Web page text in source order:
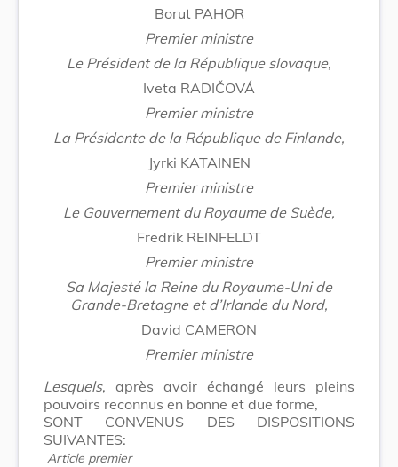
Borut PAHOR
Premier ministre
Le Président de la République slovaque,
Iveta RADIČOVÁ
Premier ministre
La Présidente de la République de Finlande,
Jyrki KATAINEN
Premier ministre
Le Gouvernement du Royaume de Suède,
Fredrik REINFELDT
Premier ministre
Sa Majesté la Reine du Royaume-Uni de
Grande-Bretagne et d’Irlande du Nord,
David CAMERON
Premier ministre
Lesquels, après avoir échangé leurs pleins
pouvoirs reconnus en bonne et due forme,
SONT CONVENUS DES DISPOSITIONS
SUIVANTES:
Article premier